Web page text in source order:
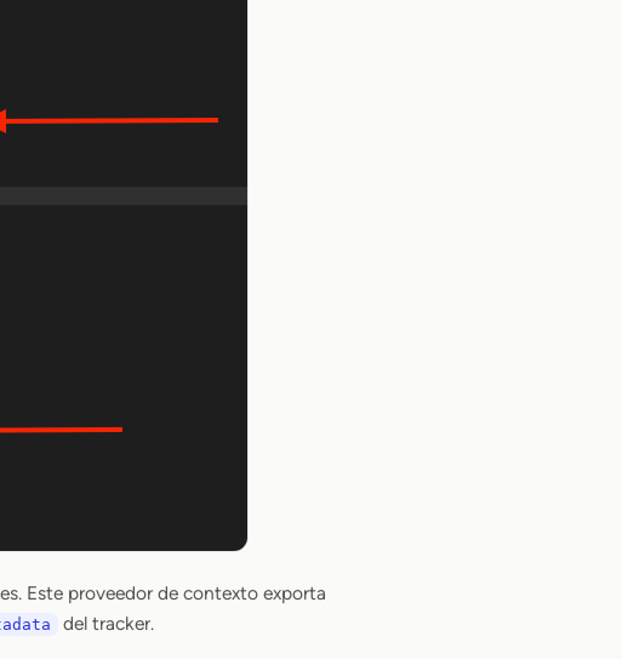
Este proveedor de contexto exporta
del tracker.